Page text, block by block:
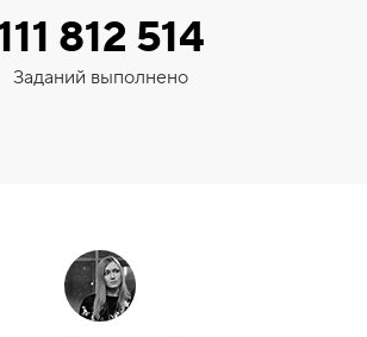
812 514
Заданий выполнено